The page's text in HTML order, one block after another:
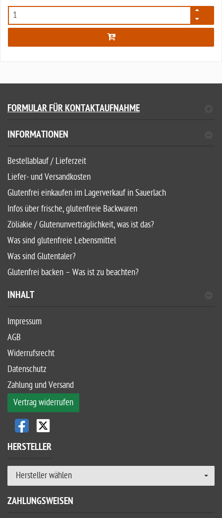
7914
FORMULAR FÜR KONTAKTAUFNAHME
INFORMATIONEN
Bestellablauf / Lieferzeit
Liefer- und Versandkosten
Glutenfrei einkaufen im Lagerverkauf in Sauerlach
Infos über frische, glutenfreie Backwaren
Zöliakie / Glutenunverträglichkeit, was ist das?
Was sind glutenfreie Lebensmittel
Was sind Glutentaler?
Glutenfrei backen – Was ist zu beachten?
INHALT
Impressum
AGB
Widerrufsrecht
Datenschutz
Zahlung und Versand
Vertrag widerrufen
HERSTELLER
Hersteller wählen
ZAHLUNGSWEISEN